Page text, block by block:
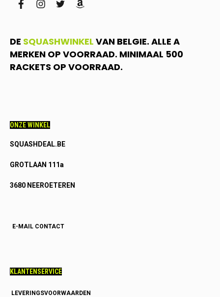
facebookinstagram
twitteramazon
DE SQUASHWINKEL VAN BELGIE. ALLE A
MERKEN OP VOORRAAD. MINIMAAL 500
RACKETS OP VOORRAAD.
ONZE WINKEL
SQUASHDEAL.BE
GROTLAAN 111a
3680 NEEROETEREN
E-MAIL CONTACT
KLANTENSERVICE
LEVERINGSVOORWAARDEN